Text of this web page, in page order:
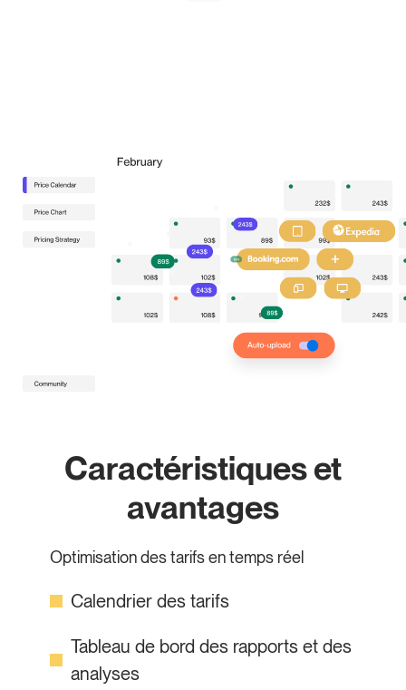
Caractéristiques et
avantages
Optimisation des tarifs en temps réel
Calendrier des tarifs
Tableau de bord des rapports et des
analyses